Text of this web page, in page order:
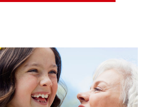
PARA PROFESIONALES
CUPONES